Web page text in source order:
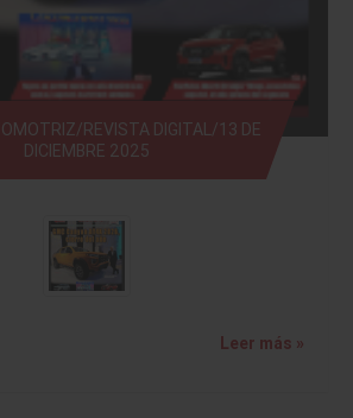
REVISTA DIGITAL/13 DE
DICIEMBRE 2025
Leer más »